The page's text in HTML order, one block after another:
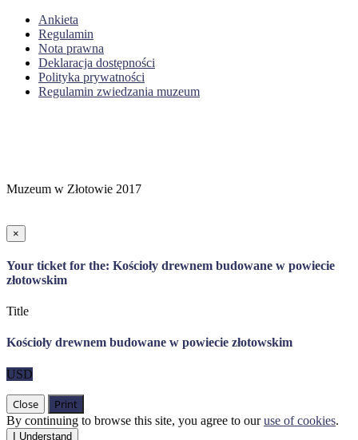
Ankieta
Regulamin
Nota prawna
Deklaracja dostępności
Polityka prywatności
Regulamin zwiedzania muzeum
Muzeum w Złotowie 2017
×
Your ticket for the: Kościoły drewnem budowane w powiecie
złotowskim
Title
Kościoły drewnem budowane w powiecie złotowskim
USD
Close Print
By continuing to browse this site, you agree to ouruse of cookies.
I Understand